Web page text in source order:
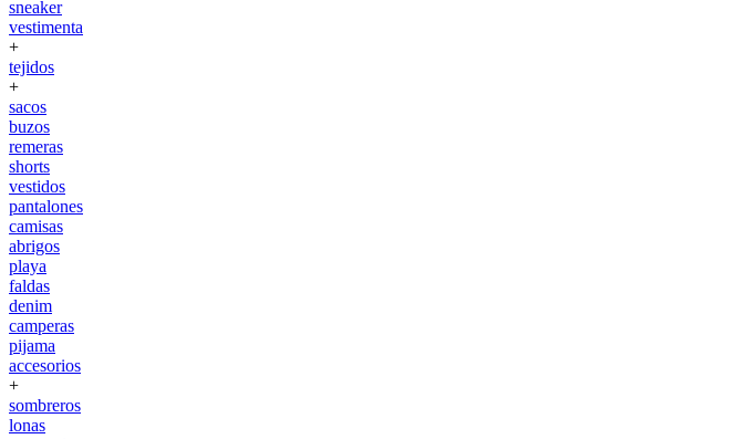
sneaker
vestimenta
+
tejidos
+
sacos
buzos
remeras
shorts
vestidos
pantalones
camisas
abrigos
playa
faldas
denim
camperas
pijama
accesorios
+
sombreros
lonas